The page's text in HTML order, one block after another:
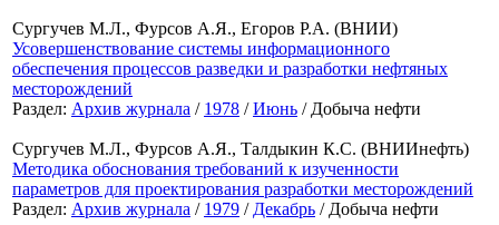
Сургучев М.Л., Фурсов А.Я., Егоров Р.А. (ВНИИ)
Усовершенствование системы информационного
обеспечения процессов разведки и разработки нефтяных
месторождений
Раздел: Архив журнала / 1978 /Июнь / Добыча нефти
Сургучев М.Л., Фурсов А.Я., Талдыкин К.С. (ВНИИнефть)
Методика обоснования требований к изученности
параметров для проектирования разработки месторождений
Раздел: Архив журнала / 1979 / Декабрь / Добыча нефти